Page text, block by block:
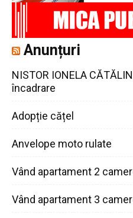
Anunțuri
NISTOR IONELA
încadrare
Adopție cățel
Anvelope moto rulate
Vând apartament 2
Vând apartament 3